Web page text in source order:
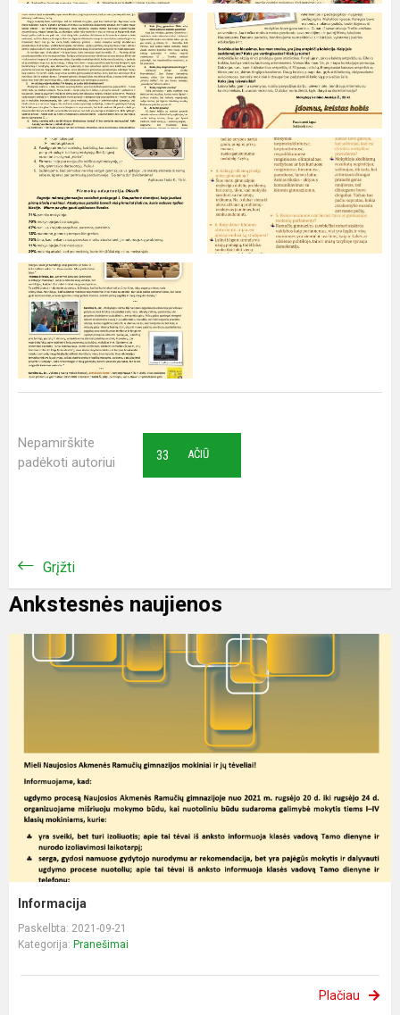
Nepamirškite
padėkoti autoriui
AČIŪ
33
Grįžti
Ankstesnės naujienos
Informacija
Paskelbta: 2021-09-21
Kategorija: Pranešimai
Plačiau